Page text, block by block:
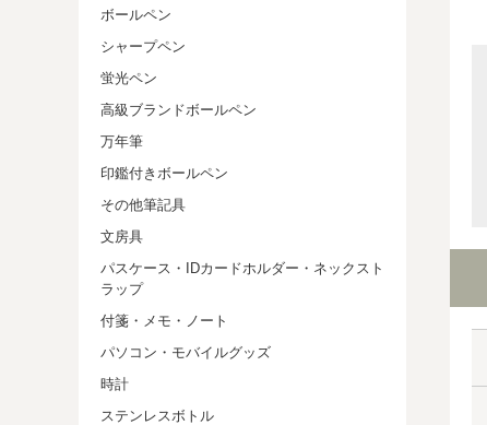
ボールペン
シャープペン
蛍光ペン
高級ブランドボールペン
万年筆
印鑑付きボールペン
その他筆記具
文房具
パスケース・IDカードホルダー・ネックスト
ラップ
付箋・メモ・ノート
パソコン・モバイルグッズ
時計
ステンレスボトル